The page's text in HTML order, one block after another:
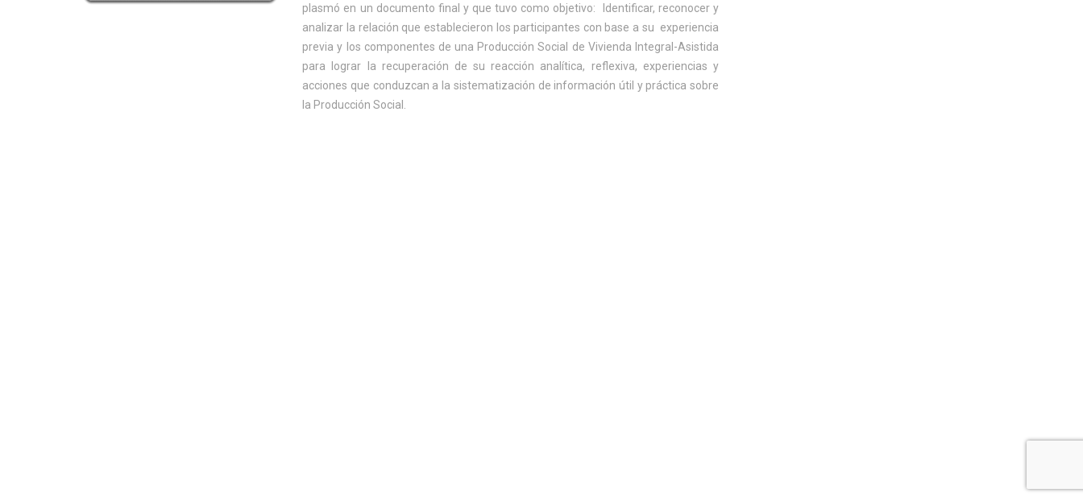
plasmó en un documento final y que tuvo como objetivo: Identificar, reconocer y
analizar la relación que establecieron los participantes con base a su experiencia
previa y los componentes de una Producción Social de Vivienda Integral-Asistida
para lograr la recuperación de su reacción analítica, reflexiva, experiencias y
acciones que conduzcan a la sistematización de información útil y práctica sobre
la Producción Social.